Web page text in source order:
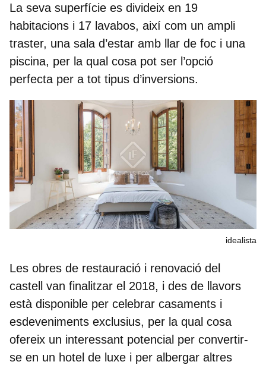
La seva superfície es divideix en 19
habitacions i 17 lavabos, així com un ampli
traster, una sala d’estar amb llar de foc i una
piscina, per la qual cosa pot ser l’opció
perfecta per a tot tipus d’inversions.
idealista
Les obres de restauració i renovació del
castell van finalitzar el 2018, i des de llavors
està disponible per celebrar casaments i
esdeveniments exclusius, per la qual cosa
ofereix un interessant potencial per convertir-
se en un hotel de luxe i per albergar altres